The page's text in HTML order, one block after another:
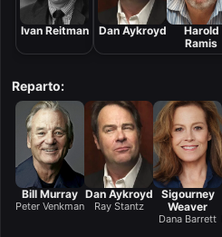
Ivan Reitman Dan Aykroyd
Harold
Ramis
Reparto:
Bill Murray
Peter Venkman
Dan Aykroyd
Ray Stantz
Sigourney
Weaver
Dana Barrett